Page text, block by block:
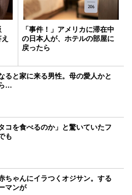
「事件！」アメリカに滞在中
の日本人が、ホテルの部屋に
戻ったら
ると家に来る男性。母の愛人かと
…
コを食べるのか」と驚いていたフ
も
ちゃんにイラつくオジサン。する
マンが